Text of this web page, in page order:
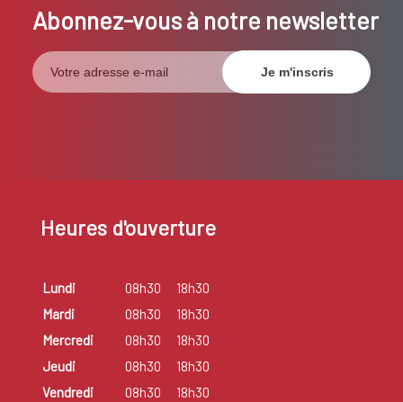
Abonnez-vous à notre newsletter
Heures d'ouverture
Lundi 08h30
18h30
Mardi
08h30
18h30
Mercredi
08h30
18h30
Jeudi
08h30
18h30
Vendredi
08h30
18h30